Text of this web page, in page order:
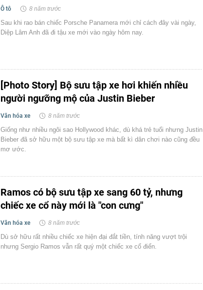
Ô tô 8 năm trước
Sau khi rao bán chiếc Porsche Panamera mới chỉ cách đây vài ngày,
Diệp Lâm Anh đã đi tậu xe mới vào ngày hôm nay.
[Photo Story] Bộ sưu tập xe hơi khiến nhiều
người ngưỡng mộ của Justin Bieber
Văn hóa xe 8 năm trước
Giống như nhiều ngôi sao Hollywood khác, dù khá trẻ tuổi nhưng Justin
Bieber đã sở hữu một bộ sưu tập xe mà bất kì dân chơi nào cũng đều
mơ ước.
Ramos có bộ sưu tập xe sang 60 tỷ, nhưng
chiếc xe cổ này mới là "con cưng"
Văn hóa xe 8 năm trước
Dù sở hữu rất nhiều chiếc xe hiện đại đắt tiền, tính năng vượt trội
nhưng Sergio Ramos vẫn rất quý một chiếc xe cổ điển.